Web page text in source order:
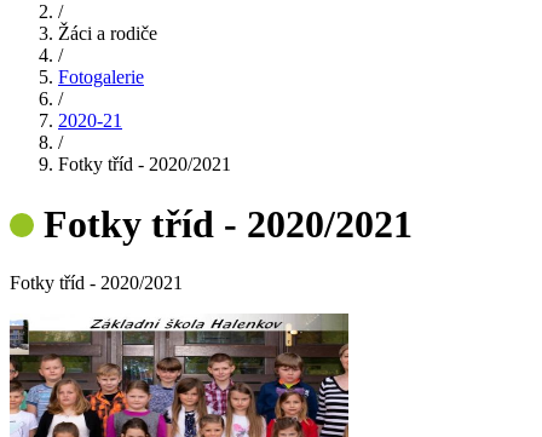
/
Žáci a rodiče
/
Fotogalerie
/
2020-21
/
Fotky tříd - 2020/2021
Fotky tříd - 2020/2021
Fotky tříd - 2020/2021